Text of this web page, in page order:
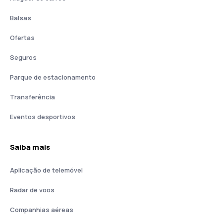
Balsas
Ofertas
Seguros
Parque de estacionamento
Transferência
Eventos desportivos
Saiba mais
Aplicação de telemóvel
Radar de voos
Companhias aéreas